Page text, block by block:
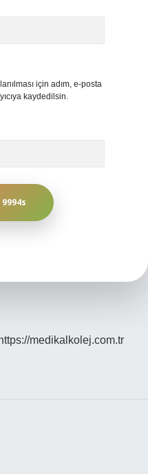
için adım, e-posta
kaydedilsin.
https://medikalkolej.com.tr